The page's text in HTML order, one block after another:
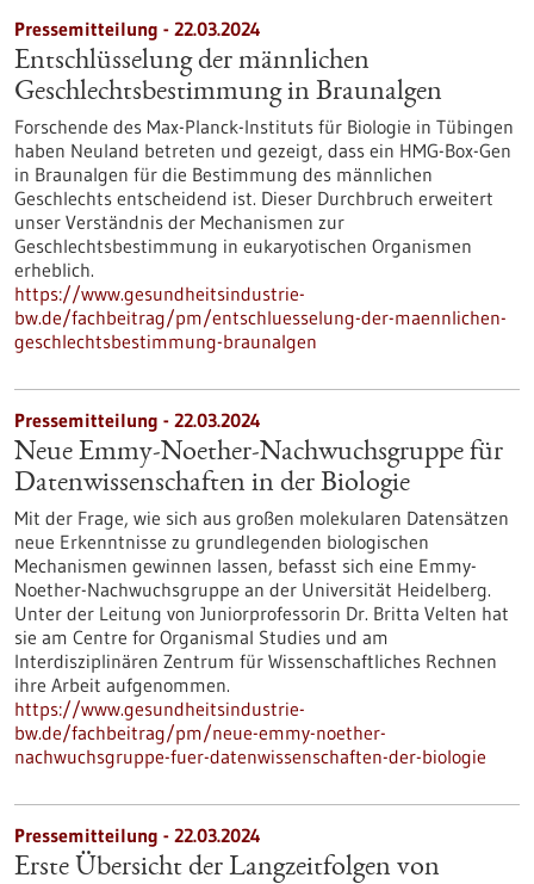
Pressemitteilung - 22.03.2024
Entschlüsselung der männlichen
Geschlechtsbestimmung in Braunalgen
Forschende des Max-Planck-Instituts für Biologie in Tübingen
haben Neuland betreten und gezeigt, dass ein HMG-Box-Gen
in Braunalgen für die Bestimmung des männlichen
Geschlechts entscheidend ist. Dieser Durchbruch erweitert
unser Verständnis der Mechanismen zur
Geschlechtsbestimmung in eukaryotischen Organismen
erheblich.
https://www.gesundheitsindustrie-
bw.de/fachbeitrag/pm/entschluesselung-der-maennlichen-
geschlechtsbestimmung-braunalgen
Pressemitteilung - 22.03.2024
Neue Emmy-Noether-Nachwuchsgruppe für
Datenwissenschaften in der Biologie
Mit der Frage, wie sich aus großen molekularen Datensätzen
neue Erkenntnisse zu grundlegenden biologischen
Mechanismen gewinnen lassen, befasst sich eine Emmy-
Noether-Nachwuchsgruppe an der Universität Heidelberg.
Unter der Leitung von Juniorprofessorin Dr. Britta Velten hat
sie am Centre for Organismal Studies und am
Interdisziplinären Zentrum für Wissenschaftliches Rechnen
ihre Arbeit aufgenommen.
https://www.gesundheitsindustrie-
bw.de/fachbeitrag/pm/neue-emmy-noether-
nachwuchsgruppe-fuer-datenwissenschaften-der-biologie
Pressemitteilung - 22.03.2024
Erste Übersicht der Langzeitfolgen von